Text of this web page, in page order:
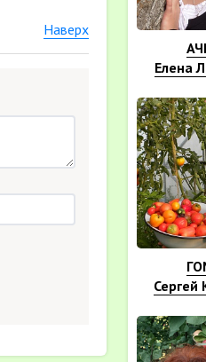
Наверх
Елена
Сергей